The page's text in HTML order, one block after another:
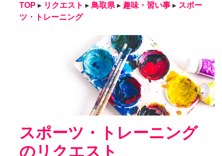
TOP ▸ リクエスト ▸ 鳥取県 ▸ 趣味・習い事 ▸ スポー
ツ・トレーニング
スポーツ・トレーニング
のリクエスト